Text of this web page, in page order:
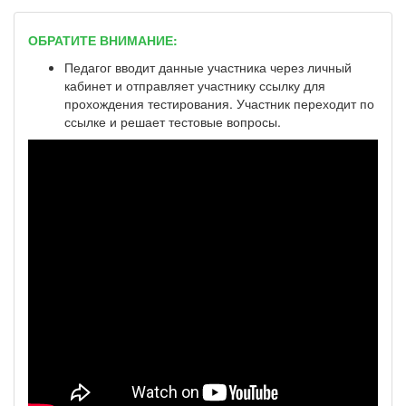
ОБРАТИТЕ ВНИМАНИЕ:
Педагог вводит данные участника через личный
кабинет и отправляет участнику ссылку для
прохождения тестирования. Участник переходит по
ссылке и решает тестовые вопросы.